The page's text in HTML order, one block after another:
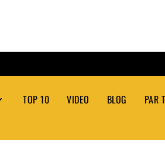
TOP 10 VIDEO BLOG PAR